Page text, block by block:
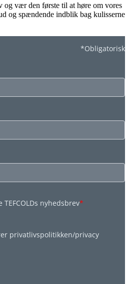
og vær den første til at høre om vores
og spændende indblik bag kulisserne
*Obligatorisk
nyhedsbrev*
privatlivspolitikken/privacy